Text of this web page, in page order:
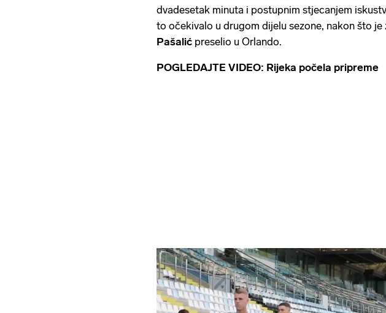
dvadesetak minuta i postupnim stjecanjem
to očekivalo u drugom dijelu sezone, nakon što je
Pašalić preselio u Orlando.
POGLEDAJTE VIDEO: Rijeka počela pripreme